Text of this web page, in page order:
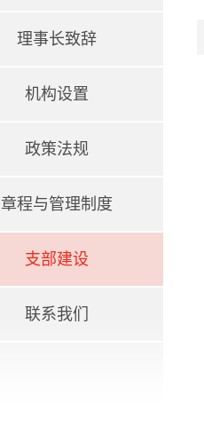
理事长致辞
机构设置
政策法规
章程与管理制度
支部建设
联系我们